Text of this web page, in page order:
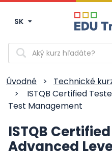
SK
Vyhľadávanie
Úvodné > Technické
>
ISTQB Certified
Test Management
ISTQB
Advanced